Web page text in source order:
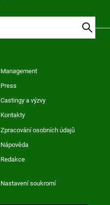
Management
Press
Castingy a výzvy
Kontakty
Zpracování osobních údajů
Nápověda
Redakce
Nastavení soukromí